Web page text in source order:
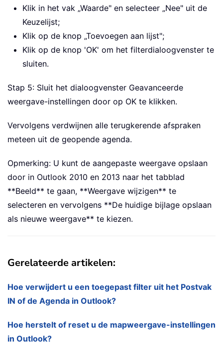
Klik in het vak „Waarde" en selecteer „Nee" uit de
Keuzelijst;
Klik op de knop „Toevoegen aan lijst";
Klik op de knop 'OK' om het filterdialoogvenster te
sluiten.
Stap 5: Sluit het dialoogvenster Geavanceerde
weergave-instellingen door op OK te klikken.
Vervolgens verdwijnen alle terugkerende afspraken
meteen uit de geopende agenda.
Opmerking: U kunt de aangepaste weergave opslaan
door in Outlook 2010 en 2013 naar het tabblad
**Beeld** te gaan, **Weergave wijzigen** te
selecteren en vervolgens **De huidige bijlage opslaan
als nieuwe weergave** te kiezen.
Gerelateerde artikelen:
Hoe verwijdert u een toegepast filter uit het Postvak
IN of de Agenda in Outlook?
Hoe herstelt of reset u de mapweergave-instellingen
in Outlook?